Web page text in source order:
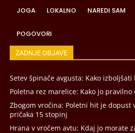
JOGA LOKALNO NAREDI SAM
POGOVORI
ZADNJE OBJAVE
Setev špinače avgusta: Kako izboljšati
Poletna rez marelice: Kako jo pravilno
Zbogom vročina: Poletni hit je dopust
pričaka 15 stopinj
Hrana v vročem avtu: Kdaj jo morate